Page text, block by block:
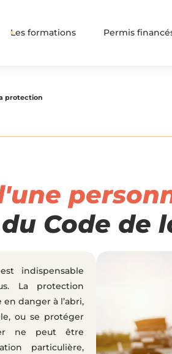
Les formations Permis
protection
Code de
indispensable
La protection
danger à l’abri,
ou se protéger
ne peut être
particulière,